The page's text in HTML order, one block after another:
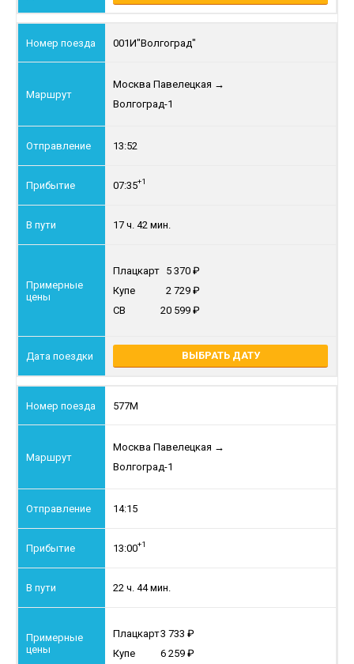
001И"Волгоград"
Москва Павелецкая →
Волгоград-1
13:52
07:35+1
17 ч. 42 мин.
Плацкарт 5 370
Купе
2 729
СВ
20 599
ВЫБРАТЬ ДАТУ
577М
Москва Павелецкая →
Волгоград-1
14:15
13:00+1
22 ч. 44 мин.
Плацкарт3 733
Купе
6 259